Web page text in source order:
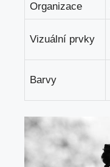
Organizace
Vizuální prvky
Barvy